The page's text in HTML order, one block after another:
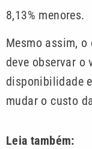
8,13% menores.
Mesmo assim,
deve observar o
disponibilidade
mudar o custo
Leia também: